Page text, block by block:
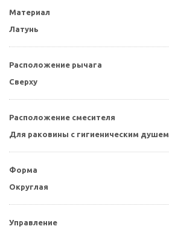
Материал
Латунь
Расположение рычага
Сверху
Расположение смесителя
Для раковины с гигиеническим душем
Форма
Округлая
Управление